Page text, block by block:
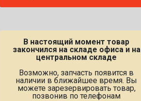
В настоящий момент товар
закончился на складе офиса и на
центральном складе
Возможно, запчасть появится в
наличии в ближайшее время. Вы
можете зарезервировать товар,
позвонив по телефонам